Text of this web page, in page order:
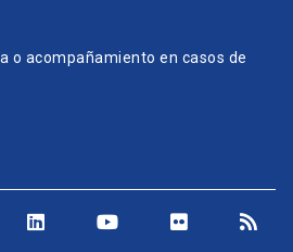
o acompañamiento en casos de